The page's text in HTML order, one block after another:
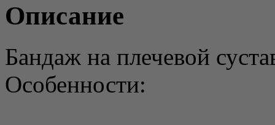
Описание
Бандаж на плечевой
Особенности: